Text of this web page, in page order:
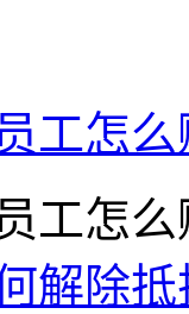
工怎
工怎
解除抵